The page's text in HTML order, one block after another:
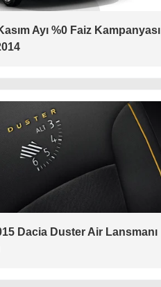
Ayı %0 Faiz Kampanyası
Dacia Duster Air Lansmanı